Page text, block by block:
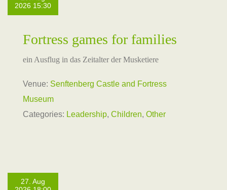
2026 15:30
Fortress games for families
ein Ausflug in das Zeitalter der Musketiere
Venue: Senftenberg Castle and Fortress
Museum
Categories: Leadership, Children, Other
27. Aug